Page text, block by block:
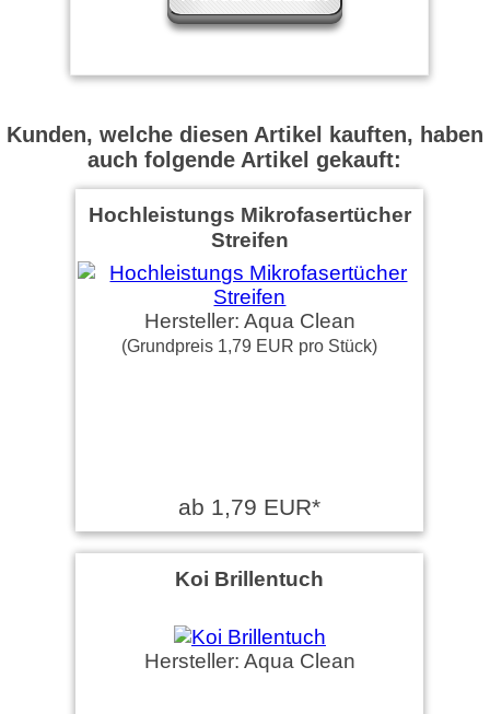
Kunden, welche diesen Artikel kauften, haben
auch folgende Artikel gekauft:
Hochleistungs Mikrofasertücher
Streifen
Hersteller: Aqua Clean
(Grundpreis 1,79 EUR pro Stück)
ab 1,79 EUR*
Koi Brillentuch
Hersteller: Aqua Clean